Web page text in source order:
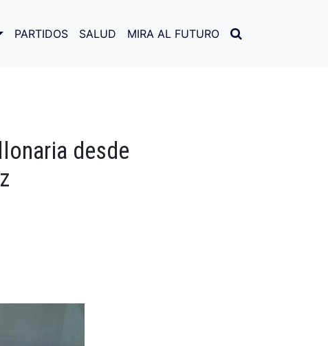
PARTIDOS SALUD MIRA AL FUTURO
desde